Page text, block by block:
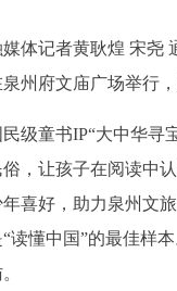
体记者黄耿煌 宋尧
州府文庙广场举行，
民级童书IP“大中华
，让孩子在阅读中
喜好，助力泉州文
读懂中国”的最佳样